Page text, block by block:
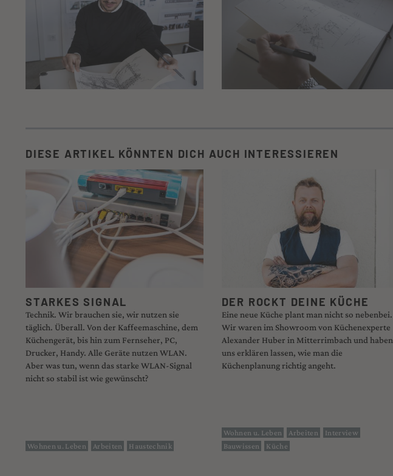
DIESE ARTIKEL KÖNNTEN DICH AUCH INTERESSIEREN
STARKES SIGNAL
Technik. Wir brauchen sie, wir nutzen sie
täglich. Überall. Von der Kaffeemaschine, dem
Küchengerät, bis hin zum Fernseher, PC,
Drucker, Handy. Alle Geräte nutzen WLAN.
Aber was tun, wenn das starke WLAN-Signal
nicht so stabil ist wie gewünscht?
Wohnen u. Leben Arbeiten Haustechnik
DER ROCKT DEINE KÜCHE
Eine neue Küche plant man nicht so nebenbei.
Wir waren im Showroom von Küchenexperte
Alexander Huber in Mitterrimbach und haben
uns erklären lassen, wie man die
Küchenplanung richtig angeht.
Wohnen u. Leben Arbeiten
Interview
Bauwissen
Küche